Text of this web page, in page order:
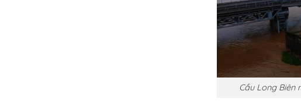
Cầu Long Biên